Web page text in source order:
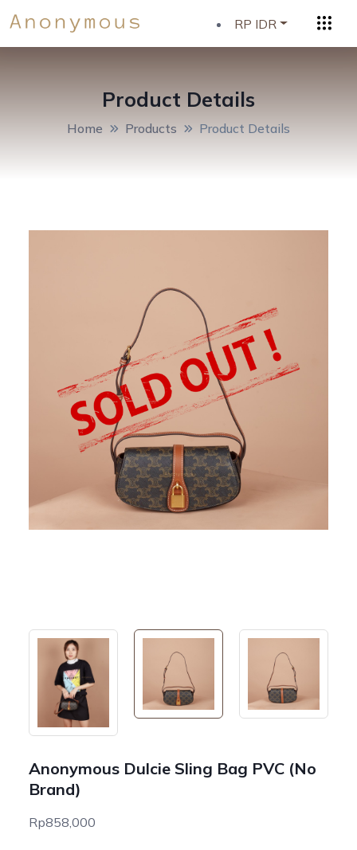
RP IDR
Product Details
Home Products Product Details
Anonymous Dulcie Sling Bag PVC (No
Brand)
Rp858,000